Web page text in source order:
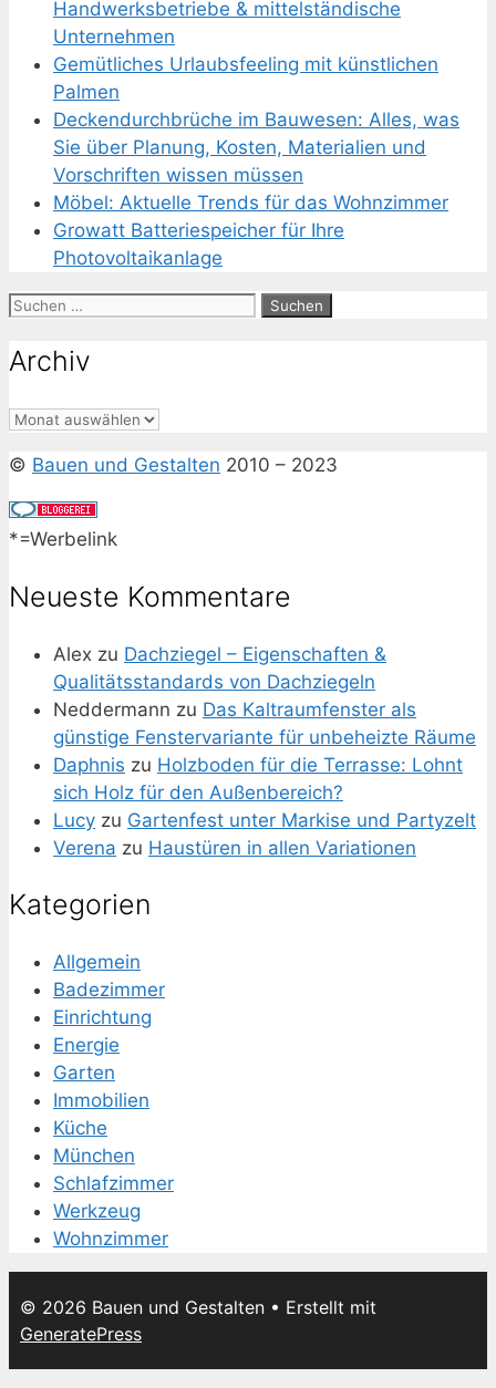
Handwerksbetriebe & mittelständische
Unternehmen
Gemütliches Urlaubsfeeling mit künstlichen
Palmen
Deckendurchbrüche im Bauwesen: Alles, was
Sie über Planung, Kosten, Materialien und
Vorschriften wissen müssen
Möbel: Aktuelle Trends für das Wohnzimmer
Growatt Batteriespeicher für Ihre
Photovoltaikanlage
Suchen
Archiv
Archiv
© Bauen und Gestalten 2010 – 2023
*=Werbelink
Neueste Kommentare
Alex zu Dachziegel – Eigenschaften &
Qualitätsstandards von Dachziegeln
Neddermann zu Das Kaltraumfenster als
günstige Fenstervariante für unbeheizte Räume
Daphnis zu Holzboden für die Terrasse: Lohnt
sich Holz für den Außenbereich?
Lucy zu Gartenfest unter Markise und Partyzelt
Verena zu Haustüren in allen Variationen
Kategorien
Allgemein
Badezimmer
Einrichtung
Energie
Garten
Immobilien
Küche
München
Schlafzimmer
Werkzeug
Wohnzimmer
© 2026 Bauen und Gestalten • Erstellt mit
GeneratePress